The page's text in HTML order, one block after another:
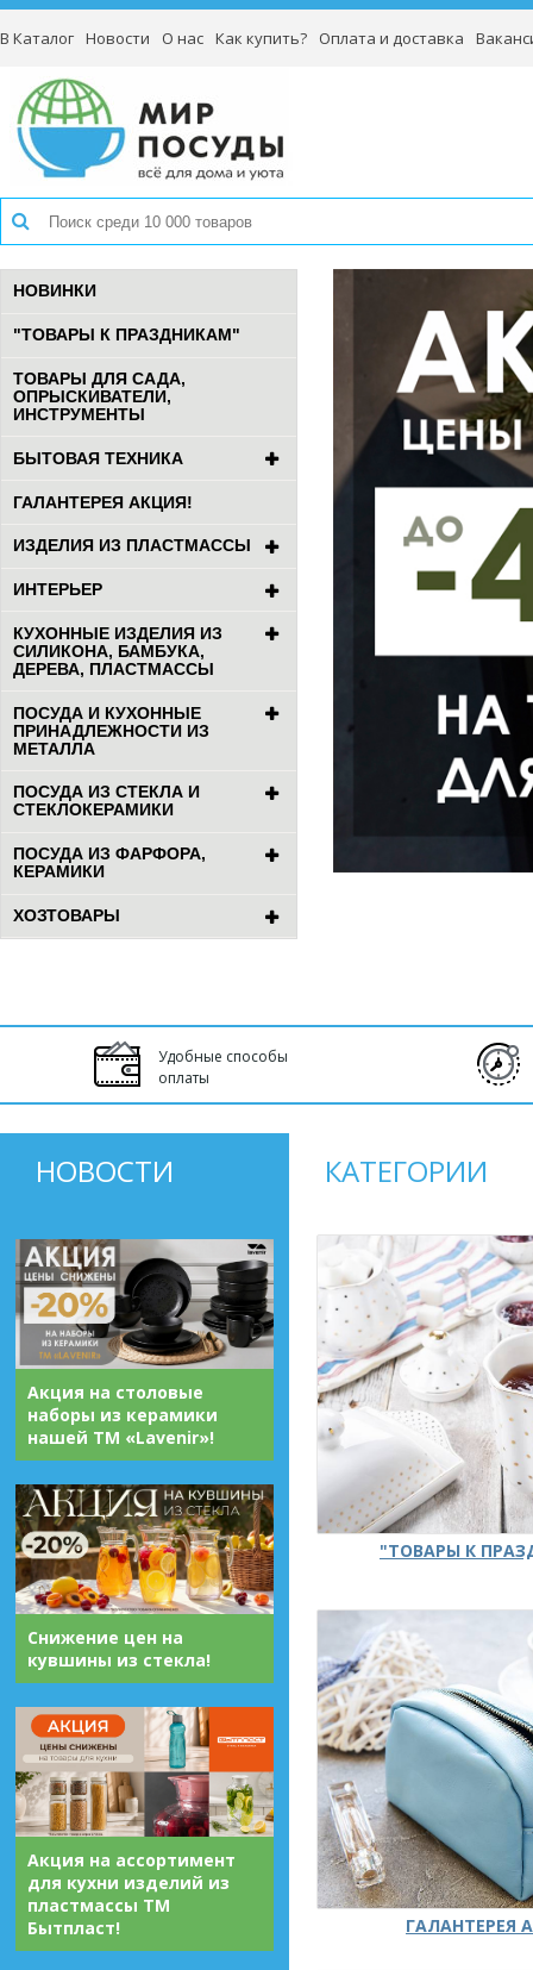
В Каталог Новости О нас Как купить? Оплата и доставка
НОВИНКИ
"ТОВАРЫ К ПРАЗДНИКАМ"
ТОВАРЫ ДЛЯ САДА,
ОПРЫСКИВАТЕЛИ,
ИНСТРУМЕНТЫ
БЫТОВАЯ ТЕХНИКА
ГАЛАНТЕРЕЯ АКЦИЯ!
ИЗДЕЛИЯ ИЗ ПЛАСТМАССЫ
ИНТЕРЬЕР
КУХОННЫЕ ИЗДЕЛИЯ ИЗ
СИЛИКОНА, БАМБУКА,
ДЕРЕВА, ПЛАСТМАССЫ
ПОСУДА И КУХОННЫЕ
ПРИНАДЛЕЖНОСТИ ИЗ
МЕТАЛЛА
ПОСУДА ИЗ СТЕКЛА И
СТЕКЛОКЕРАМИКИ
ПОСУДА ИЗ ФАРФОРА,
КЕРАМИКИ
ХОЗТОВАРЫ
Удобные способы
оплаты
НОВОСТИ
Акция на столовые
наборы из керамики
нашей ТМ «Lavenir»!
Снижение цен на
кувшины из стекла!
Акция на ассортимент
для кухни изделий из
пластмассы ТМ
Бытпласт!
КАТЕГОРИИ
"ТОВАРЫ К
ГАЛАНТЕРЕЯ